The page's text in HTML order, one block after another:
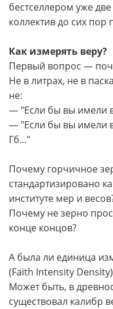
бестселлером уже
коллектив до сих пор
Как измерять веру?
Первый вопрос —
Не в литрах, не в
не:
— "Если бы вы имели
— "Если бы вы имели
Гб..."
Почему горчичное
стандартизировано
институте мер и
Почему не зерно
конце концов?
А была ли единица
(Faith Intensity
Может быть, в
существовал калибр